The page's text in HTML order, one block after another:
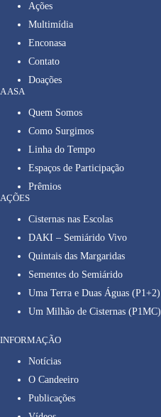
Ações
Multimídia
Enconasa
Contato
Doações
A ASA
Quem Somos
Como Surgimos
Linha do Tempo
Espaços de Participação
Prêmios
AÇÕES
Cisternas nas Escolas
DAKI – Semiárido Vivo
Quintais das Margaridas
Sementes do Semiárido
Uma Terra e Duas Águas (P1+2)
Um Milhão de Cisternas (P1MC)
INFORMAÇÃO
Notícias
O Candeeiro
Publicações